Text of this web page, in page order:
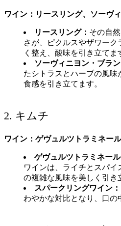
ワイン：リースリング、ソーヴ
リースリング： その自
さが、ピクルスやザワーク
く整え、酸味を引き立てま
ソーヴィニヨン・ブラン
たシトラスとハーブの風
食感を引き立てます。
2. キムチ
ワイン：ゲヴュルツトラミネー
ゲヴュルツトラミネール
ワインは、ライチとスパ
の複雑な風味を美しく引き
スパークリングワイン：
わやかな対比となり、口の